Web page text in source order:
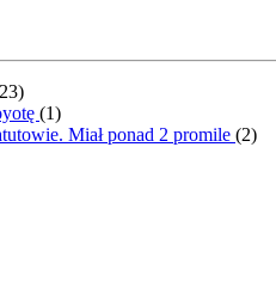
23)
(1)
Miał ponad 2 promile (2)